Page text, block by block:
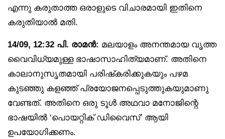
എന്നു കരുതാത്ത ഒരാളുടെ വിചാരമായി ഇതിനെ
കരുതിയാൽ മതി.
14/09, 12:32 പി. രാമൻ: മലയാളം അനന്തമായ വൃത്ത
വൈവിധ്യമുള്ള ഭാഷാസാഹിത്യമാണ്. അതിനെ
കാലാനുസൃതമായി പരിഷ്‌കരിക്കുകയും പഴമ
കുടഞ്ഞു കളഞ്ഞ് പ്രയോജനപ്പെടുത്തുകയുമാണു
വേണ്ടത്. അതിനെ ഒരു ടൂൾ അഥവാ മനോജിന്റെ
ഭാഷയിൽ ‘പൊയറ്റിക് ഡിവൈസ്’ ആയി
ഉപയോഗിക്കണം.